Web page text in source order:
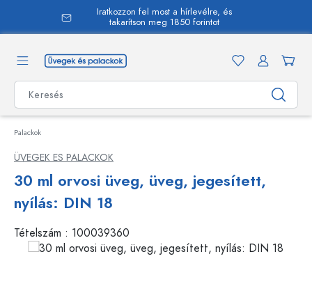
Iratkozzon fel most a hírlevélre, és
takarítson meg 1850 forintot
Palackok
ÜVEGEK ES PALACKOK
30 ml orvosi üveg, üveg, jegesített,
nyílás: DIN 18
Tételszám : 100039360